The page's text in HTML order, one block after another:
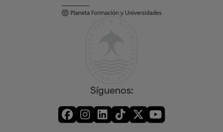
Síguenos: